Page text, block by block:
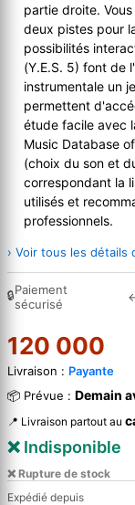
partie droite.
deux pistes pour
possibilités
(Y.E.S. 5) font de
instrumentale un
permettent
étude facile avec
Music Database
(choix du son et
correspondant la
utilisés et
professionnels.
› Voir tous les détails
🔒Paiement
sécurisé
120 000
Livraison : Payante
📦 Prévue : Demain
📍 Livraison partout au
❌ Indisponible
❌ Rupture de stock
Expédié depuis